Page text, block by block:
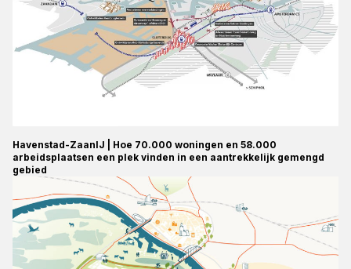
Havenstad-ZaanIJ | Hoe 70.000 woningen en 58.000
arbeidsplaatsen een plek vinden in een aantrekkelijk gemengd
gebied